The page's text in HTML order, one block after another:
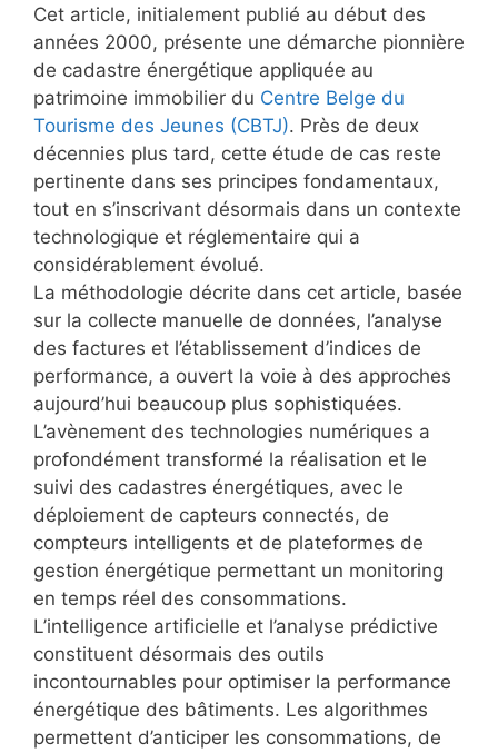
Cet article, initialement publié au début des
années 2000, présente une démarche pionnière
de cadastre énergétique appliquée au
patrimoine immobilier du Centre Belge du
Tourisme des Jeunes (CBTJ). Près de deux
décennies plus tard, cette étude de cas reste
pertinente dans ses principes fondamentaux,
tout en s’inscrivant désormais dans un contexte
technologique et réglementaire qui a
considérablement évolué.
La méthodologie décrite dans cet article, basée
sur la collecte manuelle de données, l’analyse
des factures et l’établissement d’indices de
performance, a ouvert la voie à des approches
aujourd’hui beaucoup plus sophistiquées.
L’avènement des technologies numériques a
profondément transformé la réalisation et le
suivi des cadastres énergétiques, avec le
déploiement de capteurs connectés, de
compteurs intelligents et de plateformes de
gestion énergétique permettant un monitoring
en temps réel des consommations.
L’intelligence artificielle et l’analyse prédictive
constituent désormais des outils
incontournables pour optimiser la performance
énergétique des bâtiments. Les algorithmes
permettent d’anticiper les consommations, de